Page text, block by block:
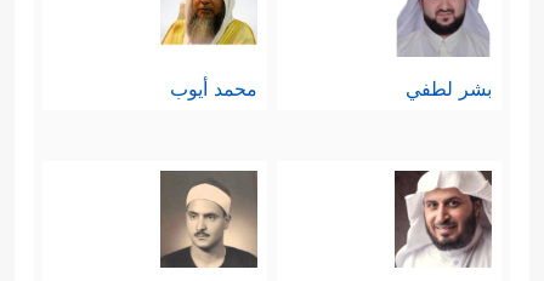
بشر لطفي محمد أيوب